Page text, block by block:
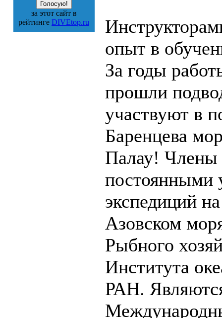
за этот сайт в
рейтинге DIVEtop.ru
опыт в
За годы
прошли
участвуют в
Баренцева
Палау! Члены
постоянными
экспедиций
Азовском
Рыбного
Института
РАН.